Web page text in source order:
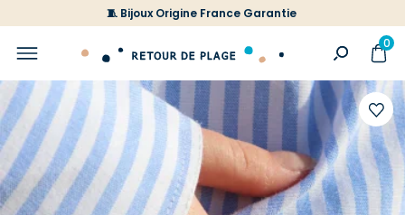
🧵 Bijoux Origine France Garantie
0
à
votre
liste